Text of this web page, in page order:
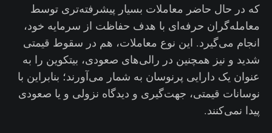
که در حال حاضر معاملات بسیار پیشرفته‌تری توسط
معامله‌گران حرفه‌ای با هدف حفاظت از سرمایه خود،
انجام می‌گیرد. این نوع معاملات، هم در سقوط قیمتی
شدید و نیز همچنین در رالی‌های صعودی، بیتکوین را به
عنوان یک دارایی پرنوسان به شمار می‌آورند؛ بنابراین با
نوسانات قیمتی، جهت‌گیری و دیدگاه نزولی و یا صعودی
پیدا نمی‌کنند.